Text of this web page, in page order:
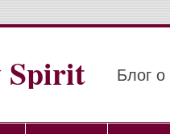
Spirit Блог о